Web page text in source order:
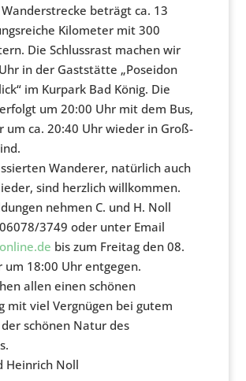
Wanderstrecke beträgt ca. 13
Kilometer mit 300
Die Schlussrast machen wir
in der Gaststätte „Poseidon
im Kurpark Bad König. Die
um 20:00 Uhr mit dem Bus,
um ca. 20:40 Uhr wieder in Groß-
Wanderer, natürlich auch
sind herzlich willkommen.
nehmen C. und H. Noll
3749 oder unter Email
bis zum Freitag den 08.
um 18:00 Uhr entgegen.
allen einen schönen
mit viel Vergnügen bei gutem
schönen Natur des
Heinrich Noll